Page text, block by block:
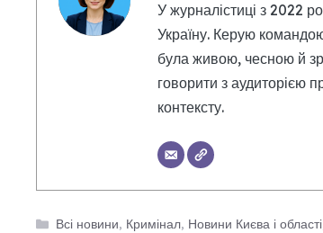
У журналістиці з 2022
Україну. Керую
була живою, чесною й
говорити з аудиторією
контексту.
Категорії
Всі новини, Кримінал, Новини Києва і області